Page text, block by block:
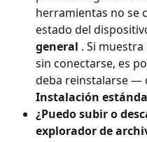
herramientas no se
estado del
general . Si
sin conectarse, es
deba reinstalarse —
Instalación
¿Puedo subir o
explorador de